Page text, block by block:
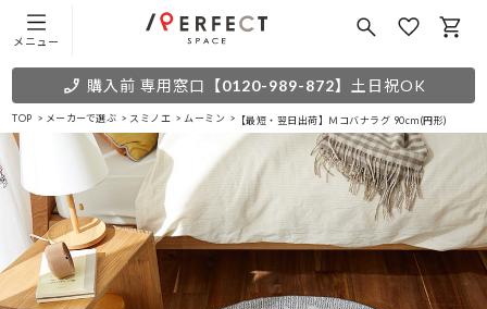
メニュー
購入前 専用窓口 【0120-989-872】 土日祝OK
TOP メーカーで選ぶ スミノエ ムーミン 【最短・翌日出荷】Ｍコバナラグ 90cm(円形)